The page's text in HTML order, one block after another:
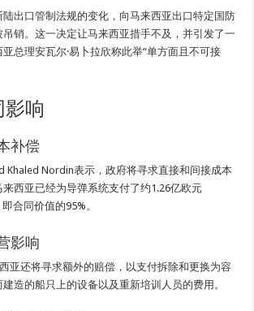
出口管制法规的变化，向马来西亚出口特定国防
销。这一决定让马来西亚措手不及，并引发了一
总理安瓦尔·易卜拉欣称此举“单方面且不可接
影响
补偿
Khaled Nordin表示，政府将寻求直接和间接成本
西亚已经为导弹系统支付了约1.26亿欧元
合同价值的95%。
影响
亚还将寻求额外的赔偿，以支付拆除和更换为容
造的船只上的设备以及重新培训人员的费用。